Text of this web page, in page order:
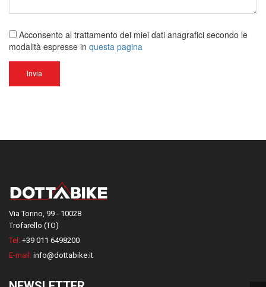
Acconsento al trattamento dei miei dati anagrafici secondo le
modalità espresse in questa pagina
Via Torino, 99 - 10028
Trofarello (TO)
Tel: +39 011 6498200
E-mail: info@dottabike.it